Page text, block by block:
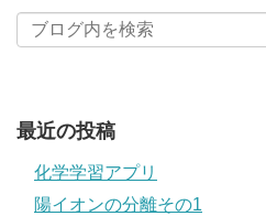
最近の投稿
化学学習アプリ
陽イオンの分離その1